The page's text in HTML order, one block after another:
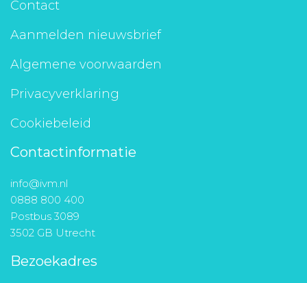
Contact
Aanmelden nieuwsbrief
Algemene voorwaarden
Privacyverklaring
Cookiebeleid
Contactinformatie
info@ivm.nl
0888 800 400
Postbus 3089
3502 GB Utrecht
Bezoekadres